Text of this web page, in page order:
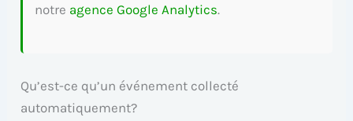
notre agence Google Analytics.
Qu’est-ce qu’un événement collecté
automatiquement?